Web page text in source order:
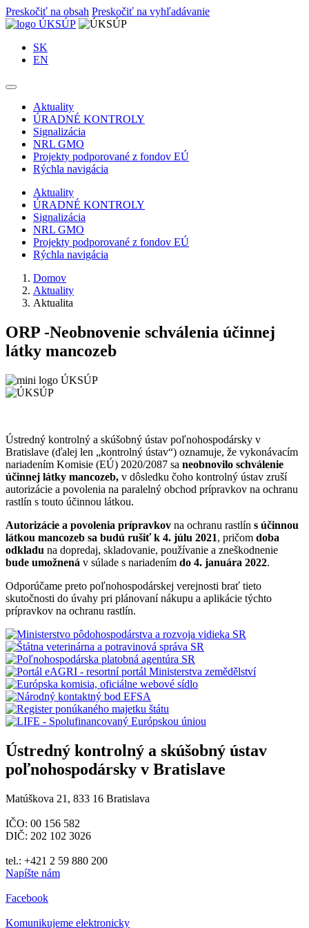
Preskočiť na obsah Preskočiť na vyhľadávanie
SK
EN
Aktuality
ÚRADNÉ KONTROLY
Signalizácia
NRL GMO
Projekty podporované z fondov EÚ
Rýchla navigácia
Aktuality
ÚRADNÉ KONTROLY
Signalizácia
NRL GMO
Projekty podporované z fondov EÚ
Rýchla navigácia
Domov
Aktuality
Aktualita
ORP -Neobnovenie schválenia účinnej
látky mancozeb
Ústredný kontrolný a skúšobný ústav poľnohospodársky v
Bratislave (ďalej len „kontrolný ústav“) oznamuje, že vykonávacím
nariadením Komisie (EÚ) 2020/2087 sa neobnovilo schválenie
účinnej látky mancozeb, v dôsledku čoho kontrolný ústav zruší
autorizácie a povolenia na paralelný obchod prípravkov na ochranu
rastlín s touto účinnou látkou.
Autorizácie a povolenia prípravkov na ochranu rastlín s účinnou
látkou mancozeb sa budú rušiť k 4. júlu 2021, pričom doba
odkladu na dopredaj, skladovanie, používanie a zneškodnenie
bude umožnená v súlade s nariadením do 4. januára 2022.
Odporúčame preto poľnohospodárskej verejnosti brať tieto
skutočnosti do úvahy pri plánovaní nákupu a aplikácie týchto
prípravkov na ochranu rastlín.
Ústredný kontrolný a skúšobný ústav
poľnohospodársky v Bratislave
Matúškova 21, 833 16 Bratislava
IČO: 00 156 582
DIČ: 202 102 3026
tel.: +421 2 59 880 200
Napíšte nám
Facebook
Komunikujeme elektronicky